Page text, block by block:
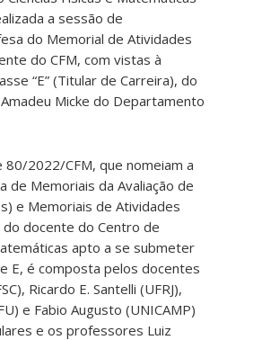
a sessão de
do Memorial de Atividades
do CFM, com vistas à
“E” (Titular de Carreira), do
Micke do Departamento
80/2022/CFM, que nomeiam a
de Memoriais da Avaliação de
e Memoriais de Atividades
do docente do Centro de
apto a se submeter
E, é composta pelos docentes
Ricardo E. Santelli (UFRJ),
e Fabio Augusto (UNICAMP)
e os professores Luiz